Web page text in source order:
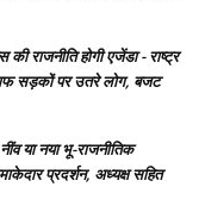
की राजनीति होगी एजेंडा - राष्ट्र
सड़कों पर उतरे लोग, बजट
या नया भू-राजनीतिक
प्रदर्शन, अध्यक्ष सहित